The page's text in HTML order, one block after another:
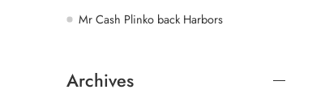
Mr Cash Plinko back Harbors
Archives